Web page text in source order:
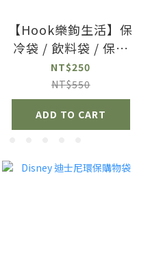
【Hook樂鉤生活】保
冷袋 / 飲料袋 / 保冰
保溫袋 ( 附背帶 )
NT$250
NT$550
ADD TO CART